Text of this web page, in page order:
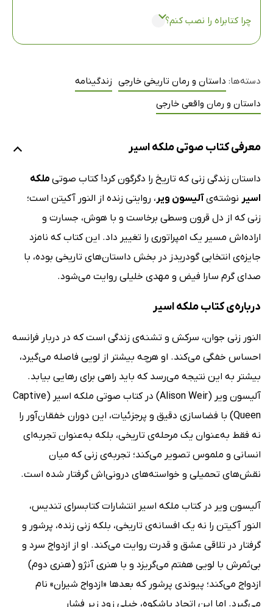
چرا کتابراه را نصب کنم؟
دسته‌ها: داستان و رمان تاریخی خارجی زندگینامه
داستان و رمان واقعی خارجی
معرفی کتاب صوتی ملکه اسیر
داستان زندگی زنی که تاریخ را دگرگون کرد! کتاب صوتی ملکه
اسیر نوشته‌یآلیسون ویر، روایتی زنده از النور آکیتن است؛
زنی که از دل قرون وسطی برخاست و با هوش، جسارت و
اراده‌اش مسیر یک امپراتوری را تغییر داد. این کتاب که نامزد
جایزه‌ی انتخابی گودریدز در بخش داستان‌های تاریخی بوده، با
صدای گرم سارا فیض و مهدی خلیلی روایت می‌شود.
درباره‌ی کتاب ملکه اسیر
النور زنی جوان، سرکش و تشنه‌ی زندگی است که در دربار فرانسه
احساس خفگی می‌کند. او هرچه بیشتر از لویی فاصله می‌گیرد،
بیشتر به این نتیجه می‌رسد که باید راهی برای رهایی بیابد.
آلیسون ویر (Alison Weir) در کتاب صوتی ملکه اسیر (Captive
Queen) با فضاسازی دقیق و پرجزئیات، این دوران خفقان‌آور را
نه فقط به‌عنوان یک مرحله‌ی تاریخی، بلکه به‌عنوان تجربه‌ای
انسانی و ملموس تصویر می‌کند؛ تجربه‌ی زنی که میان
نقش‌های تحمیلی و خواسته‌های درونی‌اش گرفتار شده است.
آلیسون ویر در کتاب ملکه اسیر انتشارات کتابسرای تندیس،
النور آکیتن را نه یک افسانه‌ی تاریخی، بلکه زنی زنده، پرشور و
گرفتار در تلاقی عشق و قدرت روایت می‌کند. او از ازدواج سرد و
بی‌ثمرش با لویی هفتم می‌گریزد و با هنری آنژو (هنری دوم)
ازدواج می‌کند؛ پیوندی پرشور که بعدها «ازدواج شیران» نام
می‌گیرد. اما این اتحاد باشکوه، خیلی زود زیر فشار